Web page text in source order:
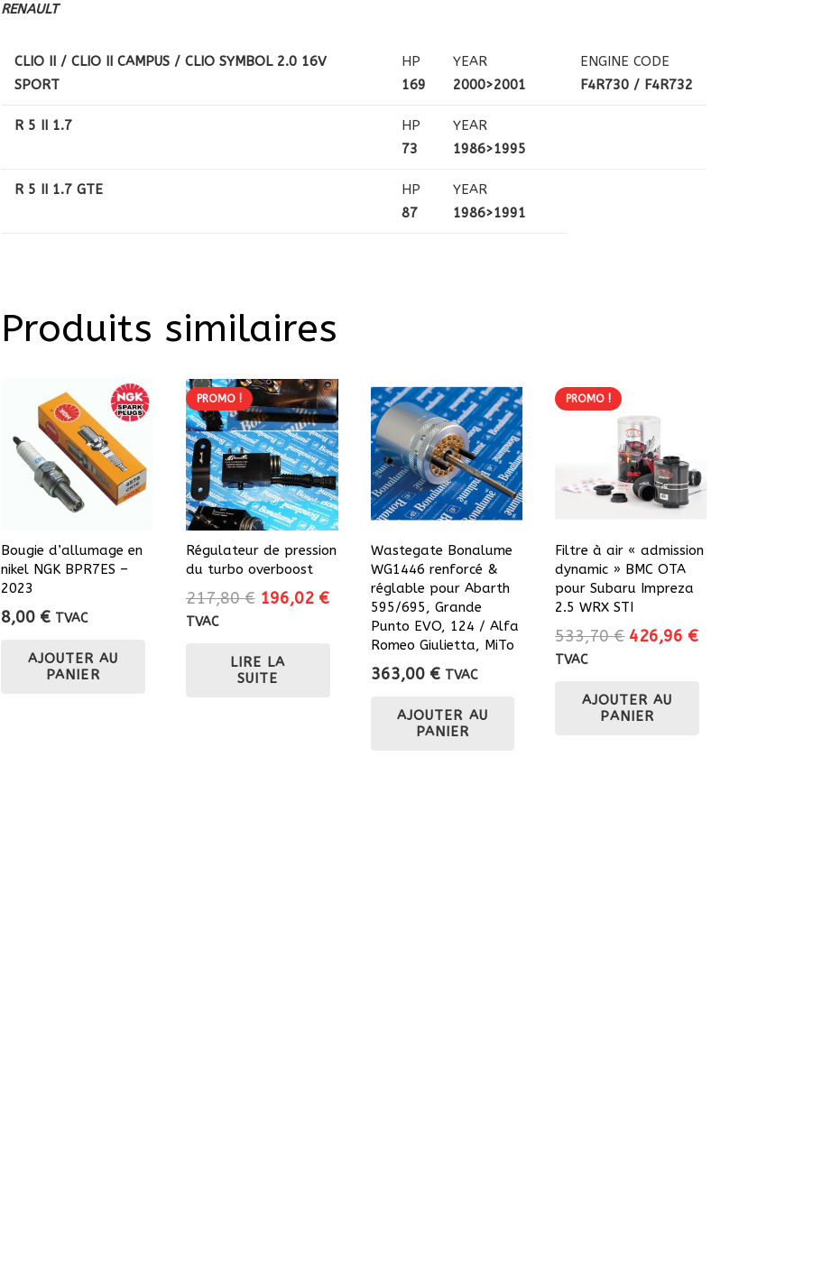
RENAULT
CLIO II / CLIO II CAMPUS / CLIO SYMBOL 2.0 16V
SPORT
HP
169
YEAR
2000>2001
ENGINE CODE
F4R730 / F4R732
R 5 II 1.7
HP
73
YEAR
1986>1995
R 5 II 1.7 GTE
HP
87
YEAR
1986>1991
Produits similaires
Bougie d’allumage en
nikel NGK BPR7ES –
2023
8,00 € TVAC
AJOUTER AU
PANIER
PROMO !
Régulateur de pression
du turbo overboost
217,80€ Le
était :
217,80 €.
196,02 €Le
actuel
196,02 €.
TVAC
LIRE LA
SUITE
Wastegate Bonalume
WG1446 renforcé &
réglable pour Abarth
595/695, Grande
Punto EVO, 124 / Alfa
Romeo Giulietta, MiTo
363,00 € TVAC
AJOUTER AU
PANIER
PROMO !
Filtre à air « admission
dynamic » BMC OTA
pour Subaru Impreza
2.5 WRX STI
533,70€ Le
était :
533,70 €.
426,96 €Le
TVAC
AJOUTER AU
PANIER